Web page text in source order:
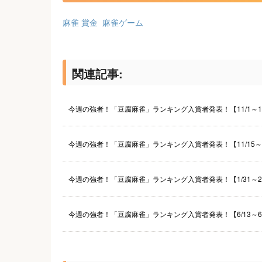
麻雀 賞金 麻雀ゲーム
関連記事:
今週の強者！「豆腐麻雀」ランキング入賞者発表！【11/1～
今週の強者！「豆腐麻雀」ランキング入賞者発表！【11/15
今週の強者！「豆腐麻雀」ランキング入賞者発表！【1/31～
今週の強者！「豆腐麻雀」ランキング入賞者発表！【6/13～